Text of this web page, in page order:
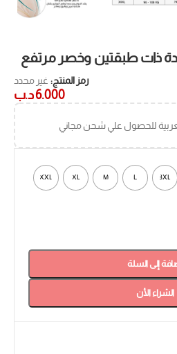
ذات طبقتين وخصر مرتفع
رمز المنتج: غير محدد
6.000د.ب
للحصول علي شحن مجاني
3XL
L
M
XL
XXL
إلى السلة
الشراء الأن